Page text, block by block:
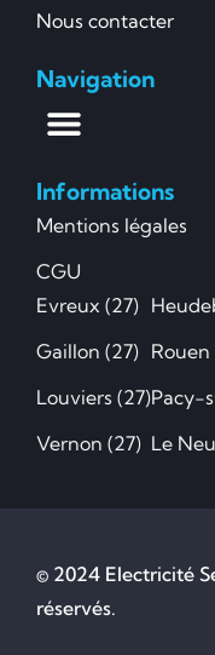
Nous contacter
Navigation
Informations
Mentions légales
CGU
Evreux (27)
Gaillon (27)
Louviers (27)
Vernon (27)
Rouen
Pacy-
Le
© 2024 Electricité
réservés.